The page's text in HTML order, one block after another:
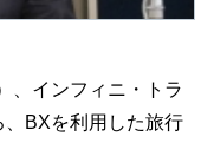
、インフィニ・トラ
BXを利用した旅行